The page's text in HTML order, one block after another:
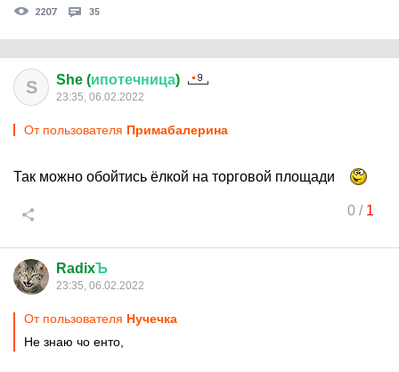
2207 35
S She (ипотечница)
23:35, 06.02.2022
От пользователя Примaбaлерина
Так можно обойтись ёлкой на торговой площади
0/ 1
RadixЪ
23:35, 06.02.2022
От пользователя Нучечка
Не знаю чо енто,